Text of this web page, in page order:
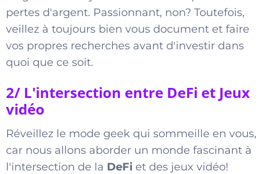
pertes d'argent. Passionnant, non? Toutefois,
veillez à toujours bien vous document et faire
vos propres recherches avant d'investir dans
quoi que ce soit.
2/ L'intersection entre DeFi et Jeux
vidéo
Réveillez le mode geek qui sommeille en vous,
car nous allons aborder un monde fascinant à
l'intersection de la DeFi et des jeux vidéo!